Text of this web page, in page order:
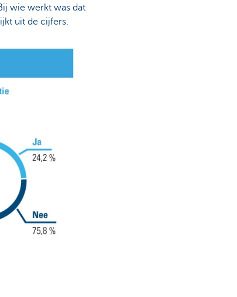
wie werkt was dat
uit de cijfers.